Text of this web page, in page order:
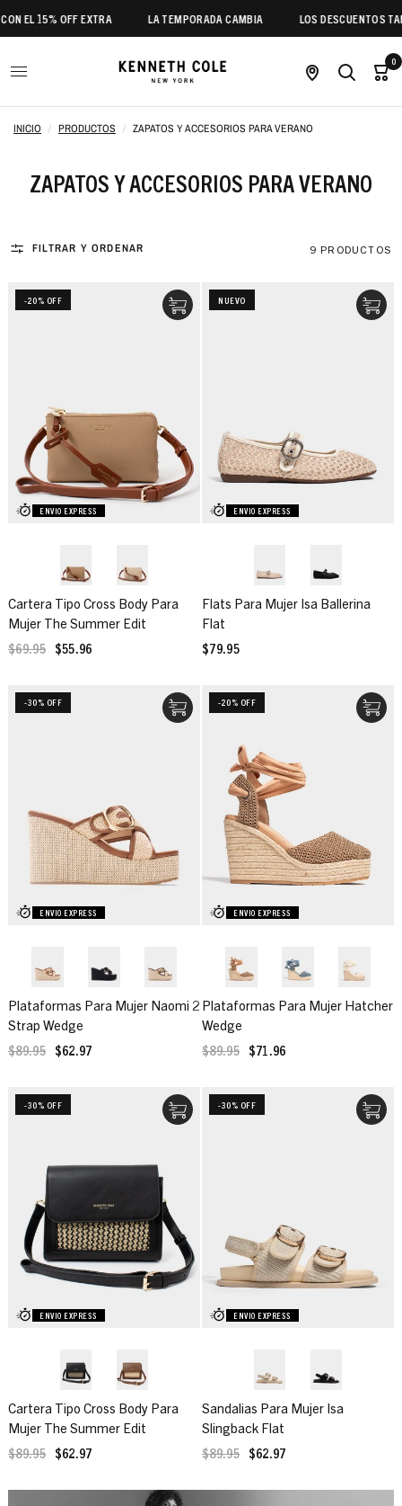
EL 15% OFF EXTRA LA TEMPORADA CAMBIA LOS DESCUENTOS
0
INICIO / PRODUCTOS / ZAPATOS Y ACCESORIOS PARA VERANO
ZAPATOS Y ACCESORIOS PARA VERANO
FILTRAR Y ORDENAR 9 PRODUCTOS
ENVIO EXPRESS
-20% OFF
Cartera Tipo Cross Body Para
Mujer The Summer Edit
$69.95 $55.96
ENVIO EXPRESS
NUEVO
Flats Para Mujer Isa Ballerina
Flat
$79.95
ENVIO EXPRESS
-30% OFF
Plataformas Para Mujer Naomi 2
Strap Wedge
$89.95 $62.97
ENVIO EXPRESS
-20% OFF
Plataformas Para Mujer Hatcher
Wedge
$89.95 $71.96
ENVIO EXPRESS
-30% OFF
Cartera Tipo Cross Body Para
Mujer The Summer Edit
$89.95 $62.97
ENVIO EXPRESS
-30% OFF
Sandalias Para Mujer Isa
Slingback Flat
$89.95 $62.97